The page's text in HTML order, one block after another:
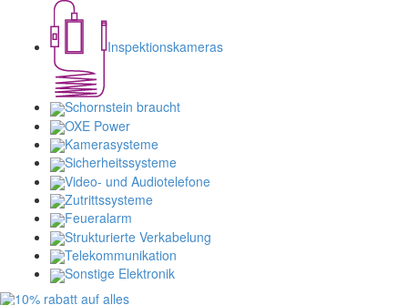
Inspektionskameras
Schornstein braucht
OXE Power
Kamerasysteme
Sicherheitssysteme
Video- und Audiotelefone
Zutrittssysteme
Feueralarm
Strukturierte Verkabelung
Telekommunikation
Sonstige Elektronik